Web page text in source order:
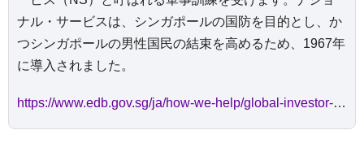
ナル・サービスは、シンガポールの国防を目的とし、か
つシンガポールの男性国民の結束を高めるため、1967年
に導入されました。
https://www.edb.gov.sg/ja/how-we-help/global-investor-programme/residency-and-citizenship.html